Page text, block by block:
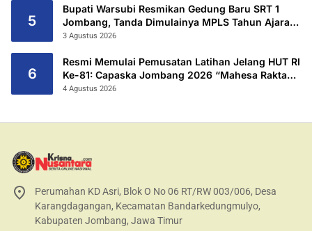
5
Bupati Warsubi Resmikan Gedung Baru SRT 1
Jombang, Tanda Dimulainya MPLS Tahun Ajaran
2026/2027
3 Agustus 2026
6
Resmi Memulai Pemusatan Latihan Jelang HUT RI
Ke-81: Capaska Jombang 2026 “Mahesa Rakta
Garuda Yudha”.
4 Agustus 2026
Perumahan KD Asri, Blok O No 06 RT/RW 003/006, Desa
Karangdagangan, Kecamatan Bandarkedungmulyo,
Kabupaten Jombang, Jawa Timur